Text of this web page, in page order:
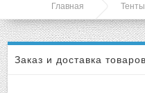
Главная
брезентовый ВО 360г/
Заказ и доставка товаров